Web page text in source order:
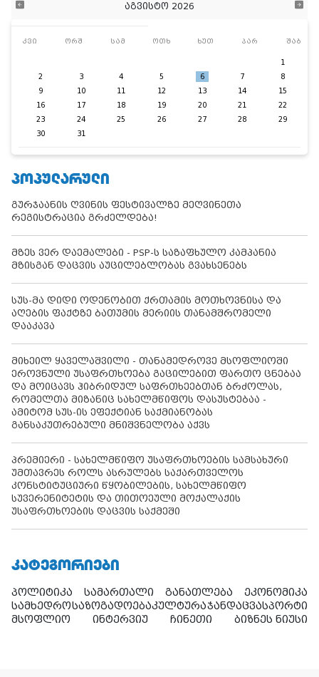
აგვისტო 2026
კვი ორშ სამ ოთხ ხუთ პარ შაბ
1
2
3 4 5 6 7
8
9
10 11 12 13 14
15
16
17 18 19 20 21
22
23
24 25 26 27 28
29
30
31
ᲞᲝᲞᲣᲚᲐᲠᲣᲚᲘ
გურჯაანის ღვინის ფესტივალზე მეღვინეთა
რეგისტრაცია გრძელდება!
მზეს ვერ დაემალები - PSP-ს საზაფხულო კამპანია
მზისგან დაცვის აუცილებლობას გვახსენებს
სუს-მა დიდი ოდენობით ქრთამის მოთხოვნისა და
აღების ფაქტზე ბათუმის მერიის თანამშრომელი
დააკავა
მიხეილ ყაველაშვილი - თანამედროვე მსოფლიოში
ეროვნული უსაფრთხოება გაცილებით ფართო ცნებაა
და მოიცავს ჰიბრიდულ საფრთხეებთან ბრძოლას,
რომელთა მიზანიც სახელმწიფოს დასუსტებაა -
ამიტომ სუს-ის ეფექტიან საქმიანობას
განსაკუთრებული მნიშვნელობა აქვს
პრემიერი - სახელმწიფო უსაფრთხოების სამსახური
უმთავრეს როლს ასრულებს საქართველოს
კონსტიტუციური წყობილების, სახელმწიფო
სუვერენიტეტის და თითოეული მოქალაქის
უსაფრთხოების დაცვის საქმეში
ᲙᲐᲢᲔᲒᲝᲠᲘᲔᲑᲘ
პოლიტიკა სამართალი განათლება
ეკონომიკა
სამხედროსაზოგადოებაკულტურაჯანდაცვასპორტი
მსოფლიო
ინტერვიუ ჩინეთი ბიზნეს ნიუსი